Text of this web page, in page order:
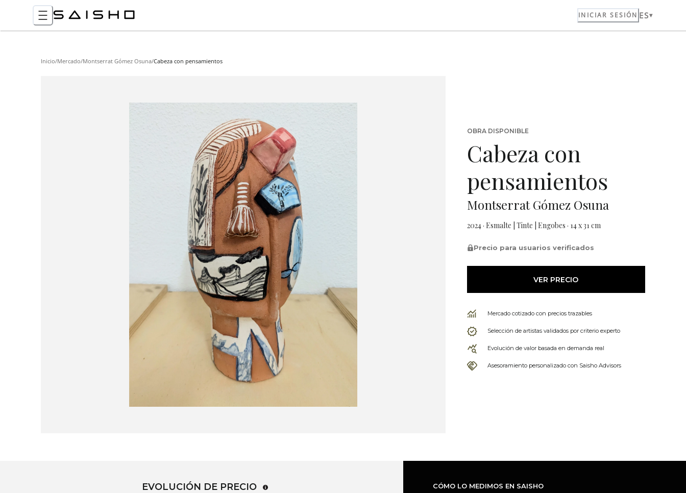
INICIAR SESIÓN ES
Inicio/Mercado/Montserrat Gómez Osuna/Cabeza con pensamientos
OBRA DISPONIBLE
Cabeza con
pensamientos
Montserrat Gómez Osuna
2024 · Esmalte | Tinte | Engobes · 14 x 31 cm
Precio para usuarios verificados
VER PRECIO
Mercado cotizado con precios trazables
Selección de artistas validados por criterio experto
Evolución de valor basada en demanda real
Asesoramiento personalizado con Saisho Advisors
EVOLUCIÓN DE PRECIO CÓMO LO MEDIMOS EN SAISHO